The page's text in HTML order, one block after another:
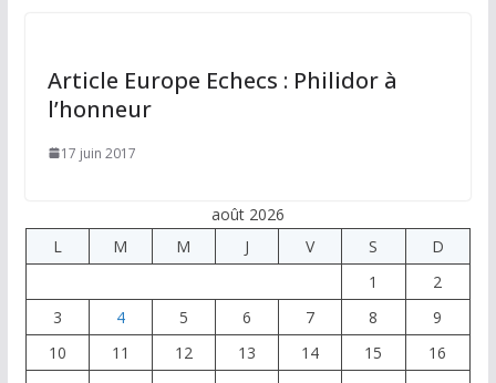
Article Europe Echecs : Philidor à
l’honneur
17 juin 2017
août 2026
L
M M J V S
D
1
2
3
4 5 6 7 8
9
10
11 12 13 14 15
16